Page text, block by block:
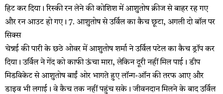
हिट कर दिया। रिस्की रन लेने की कोशिश में आशुतोष क्रीज से बाहर रह गए
और रन आउट हो गए। 7. आशुतोष से उर्विल का कैच छूटा, अगली दो बॉल पर
सिक्स
चेन्नई की पारी के छठे ओवर में आशुतोष शर्मा ने उर्विल पटेल का कैच ड्रॉप कर
दिया। उर्विल ने गेंद को काफी ऊंचा मारा, लेकिन दूरी नहीं मिल पाई। डीप
मिडविकेट से आशुतोष बाईं ओर भागते हुए लॉन्ग-ऑन की तरफ आए और
डाइव भी लगाई। वे कैच तक नहीं पहुंच सके। जीवनदान मिलने के बाद उर्विल